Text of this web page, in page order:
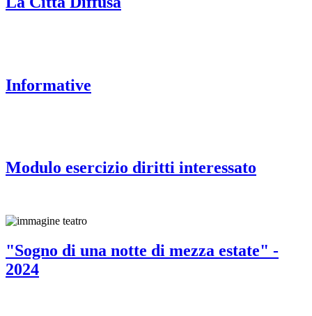
Informative
Modulo esercizio diritti interessato
"Sogno di una notte di mezza estate" -
2024